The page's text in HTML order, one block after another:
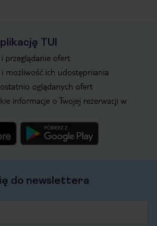
TUI
przeglądanie ofert
możliwość ich udostępniania
oglądanych ofert
informacje o Twojej rezerwacji w
do newslettera